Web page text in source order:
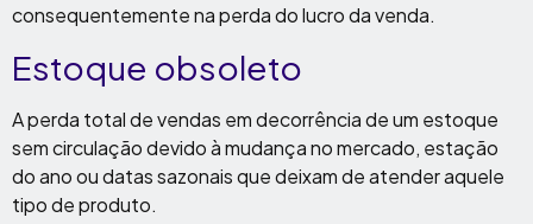
consequentemente na perda do lucro da venda.
Estoque obsoleto
A perda total de vendas em decorrência de um estoque
sem circulação devido à mudança no mercado, estação
do ano ou datas sazonais que deixam de atender aquele
tipo de produto.